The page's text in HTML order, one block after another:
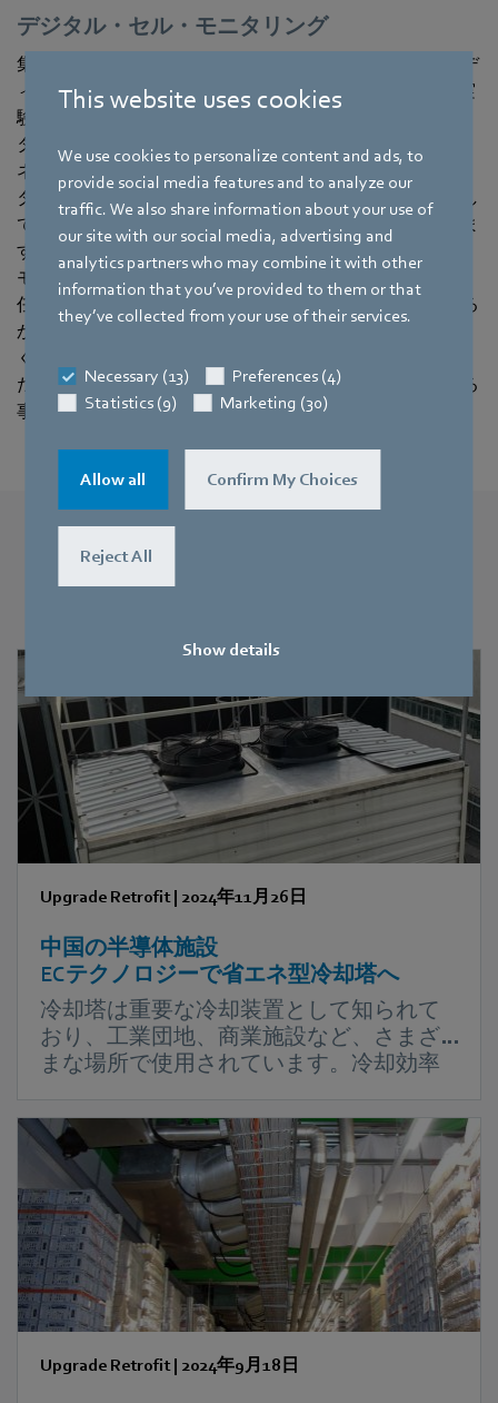
This website uses cookies
We use cookies to personalize content and ads, to
provide social media features and to analyze our
traffic. We also share information about your use of
our site with our social media, advertising and
analytics partners who may combine it with other
information that you’ve provided to them or that
they’ve collected from your use of their services.
Necessary (13)
Preferences (4)
Statistics (9)
Marketing (30)
Allow all Confirm My Choices
Reject All
Show details
デジタル・セル・モニタリング
集中に関するトピックと言えば、ハイアール・バイオメデ
ィカル製CO2インキュベーターの機能は、科学者の日常実
験作業をより簡単にします。 同社のインキュベーターは
タッチパネルで操作でき、たとえばIoT（モノのインター
ネット）に統合できます。 これは、個々のインキュベー
ターが細胞供給の評価や問題報告の為に、それぞれ独立し
てデータを中央コンピューターに送信することを意味しま
す。 スマートインキュベーターは、アプリを使用してリ
モートで監視し制御することもできます。 これにより主
任科学者は、自宅から長期実験が問題なく続けられている
か確認可能となります。 これらの機能は科学者だけでな
く、私たち全員にとっても良いことです。 なぜなら、私
たちは研究の進捗、発見から、我々の健康は恩恵を受ける
事になるからです。
その他のニュ－ス
興味のある情報を見つけてください
Upgrade Retrofit| 2024年11月26日
中国の半導体施設
ECテクノロジーで省エネ型冷却塔へ
冷却塔は重要な冷却装置として知られて
おり、工業団地、商業施設など、さまざ
まな場所で使用されています。冷却効率
却塔の性能を評価する上で欠かせない要
素です。中国の空調設備メーカー大手で
あるKINFITは2023年、ebm‑papstと提携
し、半導体施設の冷却塔システムを刷新
し大幅な省エネ化を実現しました。
Upgrade Retrofit| 2024年9月18日